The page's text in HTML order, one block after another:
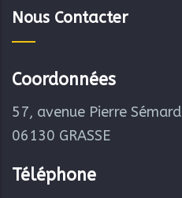
Nous Contacter
Coordonnées
57, avenue Pierre Sémard
06130 GRASSE
Téléphone